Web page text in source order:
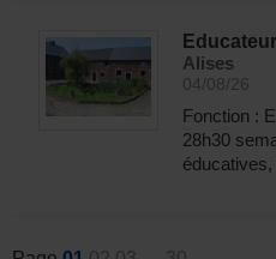
Alises
04/08/26
Fonction :
28h30
éducatives,